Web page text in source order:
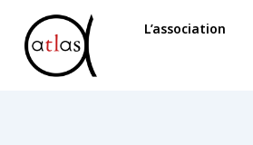
contenu
L’association